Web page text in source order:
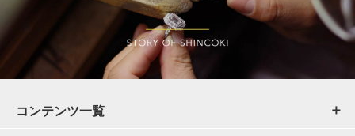
コンテンツ一覧